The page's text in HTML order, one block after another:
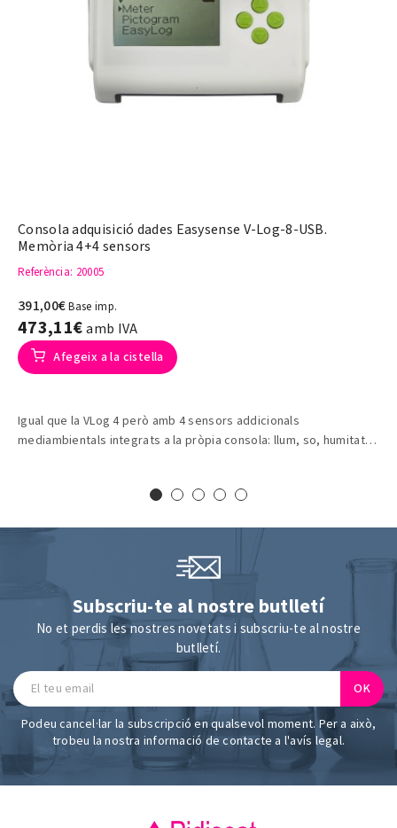
Consola adquisició dades Easysense V-Log-8-USB.
Memòria 4+4 sensors
Referència: 20005
391,00€Base imp.
473,11€amb IVA
Afegeix a la cistella
Igual que la VLog 4 però amb 4 sensors addicionals
mediambientals integrats a la pròpia consola: llum, so, humitat i
Subscriu-te al nostre butlletí
No et perdis les nostres novetats i subscriu-te al nostre
butlletí.
Podeu cancel·lar la subscripció en qualsevol moment. Per a això,
trobeu la nostra informació de contacte a l'avís legal.